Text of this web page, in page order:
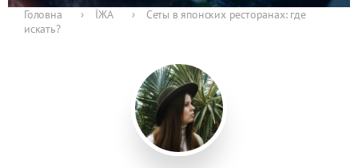
Головна › ЇЖА ›
Сеты в японских ресторанах: где
искать?